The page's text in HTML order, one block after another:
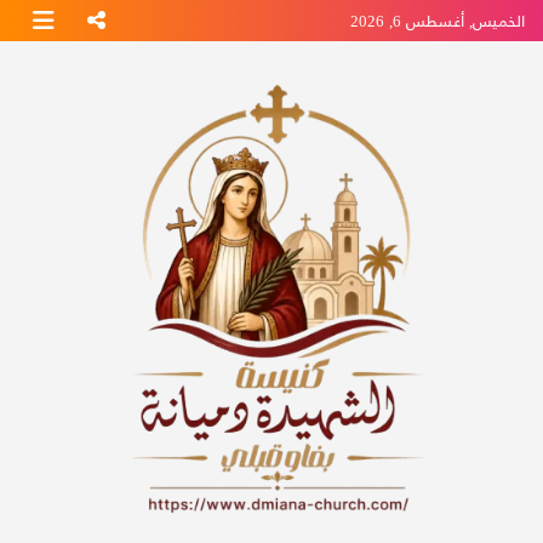
Skip
toالخميس, أغسطس 6, 2026